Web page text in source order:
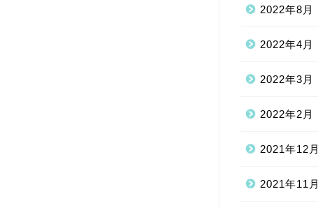
2022年8月
2022年4月
2022年3月
2022年2月
2021年12月
2021年11月